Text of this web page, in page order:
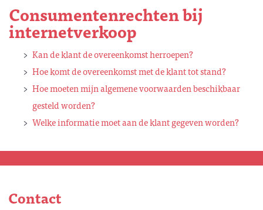
Consumentenrechten bij
internetverkoop
Kan de klant de overeenkomst herroepen?
Hoe komt de overeenkomst met de klant tot stand?
Hoe moeten mijn algemene voorwaarden beschikbaar
gesteld worden?
Welke informatie moet aan de klant gegeven worden?
Contact